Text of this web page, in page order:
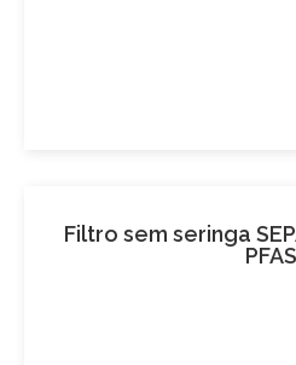
Filtro sem seringa
PFAS